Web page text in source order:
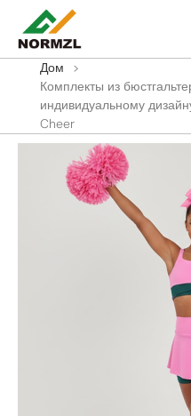
Дом
>
Комплекты из
индивидуальному
Cheer